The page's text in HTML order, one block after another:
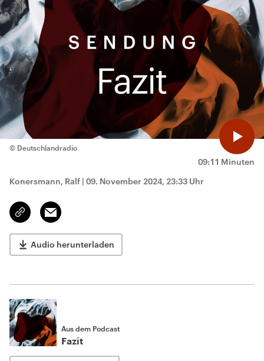
09:11 Minuten
© Deutschlandradio
Konersmann, Ralf | 09. November 2024, 23:33 Uhr
Link
kopieren/teilen
Email
Audio herunterladen
Aus dem Podcast
Fazit